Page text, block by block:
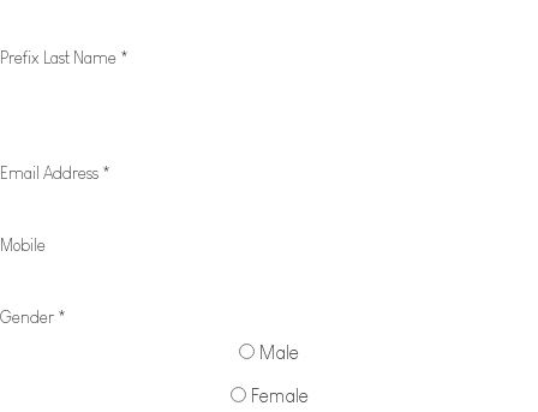
Prefix Last Name *
Email Address *
Mobile
Gender *
Male
Female